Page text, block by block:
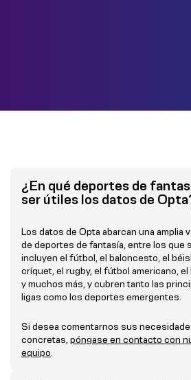
¿En qué deportes de
ser útiles los datos de
Los datos de Opta abarcan una amplia
de deportes de fantasía, entre los que
incluyen el fútbol, el baloncesto, el
críquet, el rugby, el fútbol americano, el
y muchos más, y cubren tanto las
ligas como los deportes emergentes.
Si desea comentarnos sus
concretas,póngase en contacto con
equipo.